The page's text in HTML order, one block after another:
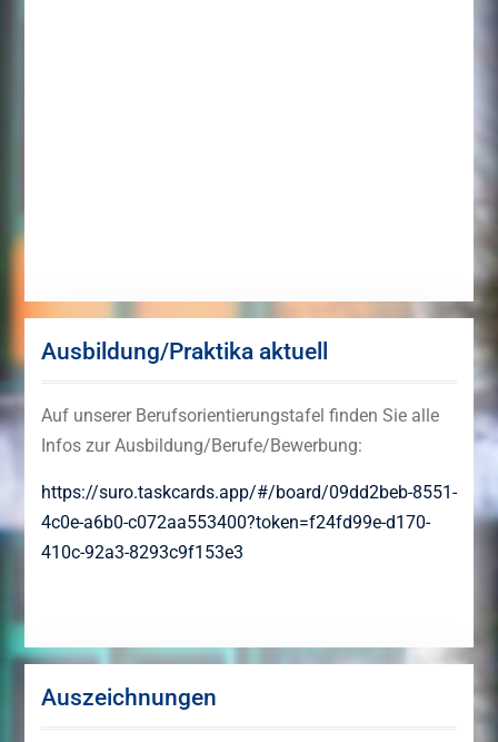
Ausbildung/Praktika aktuell
Auf unserer Berufsorientierungstafel finden Sie alle
Infos zur Ausbildung/Berufe/Bewerbung:
https://suro.taskcards.app/#/board/09dd2beb-8551-
4c0e-a6b0-c072aa553400?token=f24fd99e-d170-
410c-92a3-8293c9f153e3
Auszeichnungen